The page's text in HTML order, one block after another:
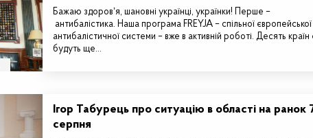
Бажаю здоровʼя, шановні українці, українки! Перше –
антибалістика. Наша програма FREYJA – спільної європейської
антибалістичної системи – вже в активній роботі. Десять країн
будуть ще…
Ігор Табурець про ситуацію в області на ранок
серпня